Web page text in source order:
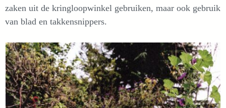
zaken uit de kringloopwinkel gebruiken, maar ook gebruik
van blad en takkensnippers.